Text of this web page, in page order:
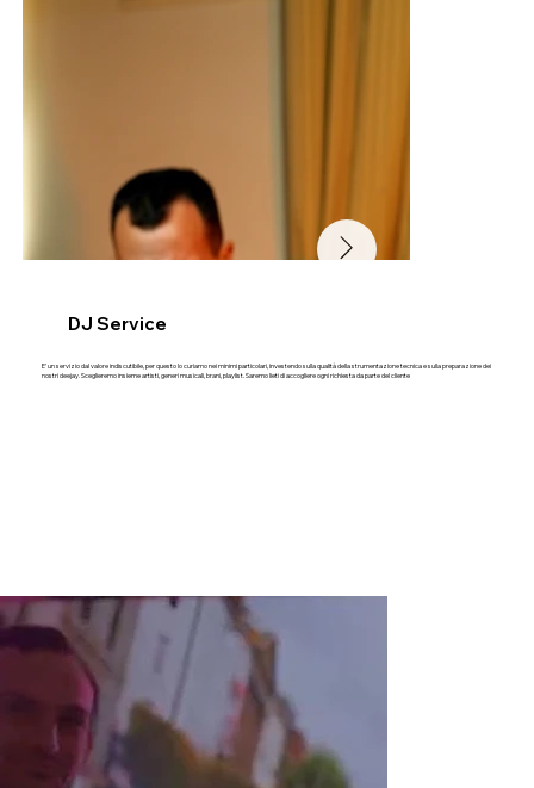
DJ Service
E’ un servizio dal valore indiscutibile, per questo lo curiamo nei minimi particolari, investendo sulla qualità della strumentazione tecnica e sulla preparazione dei
nostri deejay. Sceglieremo insieme artisti, generi musicali, brani, playlist. Saremo lieti di accogliere ogni richiesta da parte del cliente